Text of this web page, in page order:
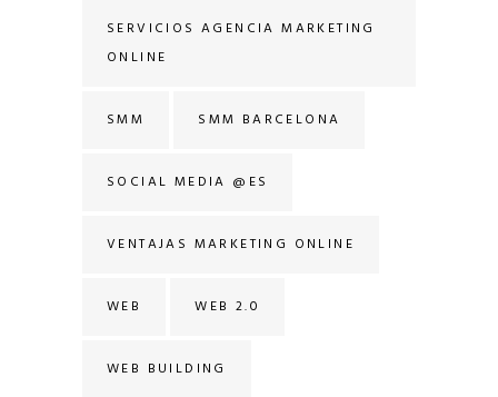
SERVICIOS AGENCIA MARKETING
ONLINE
SMM SMM BARCELONA
SOCIAL MEDIA @ES
VENTAJAS MARKETING ONLINE
WEB WEB 2.0
WEB BUILDING